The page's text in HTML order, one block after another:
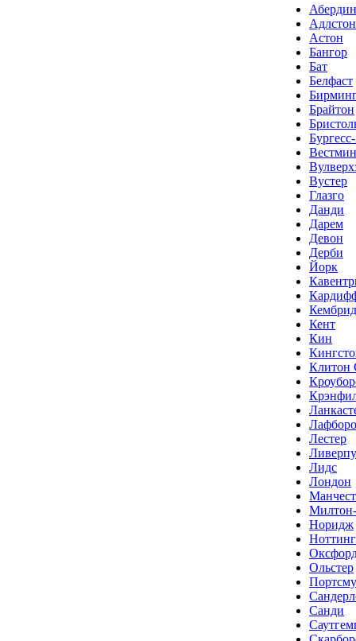
Абердин
Адлстон
Астон
Бангор
Бат
Белфаст
Брайтон
Вустер
Глазго
Данди
Дарем
Девон
Дерби
Йорк
Кент
Кин
Клитон
Лафборо
Лестер
Лидс
Лондон
Норидж
Ольстер
Санди